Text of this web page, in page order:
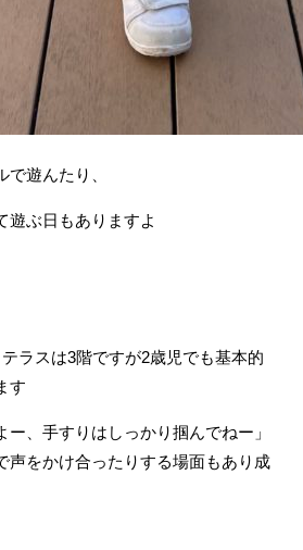
遊んたり、
遊ぶ日もありますよ
ラスは3階ですが2歳児でも基本的
す
ー、手すりはしっかり掴んでねー」
声をかけ合ったりする場面もあり成